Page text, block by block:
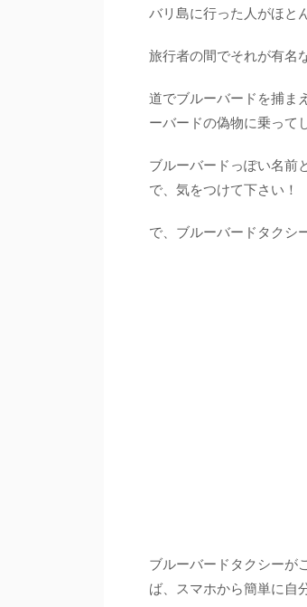
バリ島に行った人がほと
旅行者の間でそれが有名
道でブルーバードを捕ま
ーバードの偽物に乗って
ブルーバードっぽい名前
で、気をつけて下さい！
で、ブルーバードタクシ
ブルーバードタクシーが
ば、スマホから簡単に自